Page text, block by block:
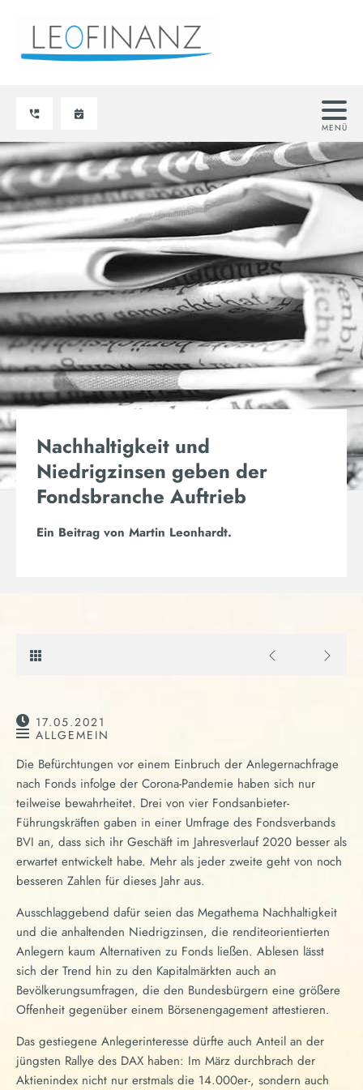
Nachhaltigkeit und
Niedrigzinsen geben der
Fondsbranche Auftrieb
Ein Beitrag von Martin Leonhardt.
17.05.2021
ALLGEMEIN
Die Befürchtungen vor einem Einbruch der Anlegernachfrage
nach Fonds infolge der Corona-Pandemie haben sich nur
teilweise bewahrheitet. Drei von vier Fondsanbieter-
Führungskräften gaben in einer Umfrage des Fondsverbands
BVI an, dass sich ihr Geschäft im Jahresverlauf 2020 besser als
erwartet entwickelt habe. Mehr als jeder zweite geht von noch
besseren Zahlen für dieses Jahr aus.
Ausschlaggebend dafür seien das Megathema Nachhaltigkeit
und die anhaltenden Niedrigzinsen, die renditeorientierten
Anlegern kaum Alternativen zu Fonds ließen. Ablesen lässt
sich der Trend hin zu den Kapitalmärkten auch an
Bevölkerungsumfragen, die den Bundesbürgern eine größere
Offenheit gegenüber einem Börsenengagement attestieren.
Das gestiegene Anlegerinteresse dürfte auch Anteil an der
jüngsten Rallye des DAX haben: Im März durchbrach der
Aktienindex nicht nur erstmals die 14.000er-, sondern auch